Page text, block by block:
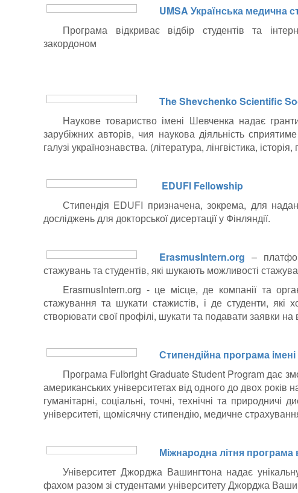
UMSA Українська медична
Програма відкриває відбір студентів та
закордоном
The Shevchenko Scientific
Наукове товариство імені Шевченка надає
зарубіжних авторів, чия наукова діяльність
галузі українознавства. (література, лінгвістика,
EDUFI Fellowship
Стипендія EDUFI призначена, зокрема, для
досліджень для докторської дисертації у Фінляндії.
ErasmusIntern.org –
стажувань та студентів, які шукають можливості
ErasmusIntern.org - це місце, де компанії та
стажування та шукати стажистів, і де студенти,
створювати свої профілі, шукати та подавати заявки на
Стипендійна програма
Програма Fulbright Graduate Student Program дає
американських університетах від одного до двох років
гуманітарні, соціальні, точні, технічні та
університеті, щомісячну стипендію, медичне
Міжнародна літня
Університет Джорджа Вашингтона надає
фахом разом зі студентами університету Джорджа